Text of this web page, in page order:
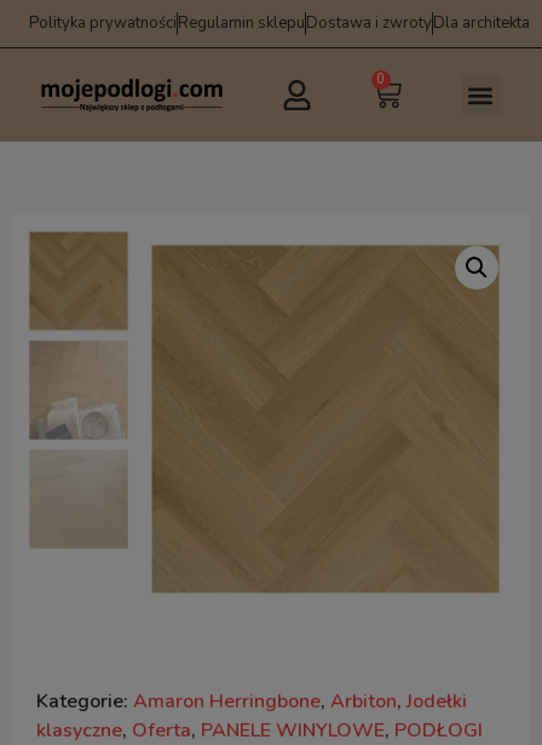
Polityka prywatnościRegulamin sklepuDostawa i zwrotyDla architekta
0
Kategorie: Amaron Herringbone, Arbiton,Jodełki
klasyczne, Oferta, PANELE WINYLOWE, PODŁOGI